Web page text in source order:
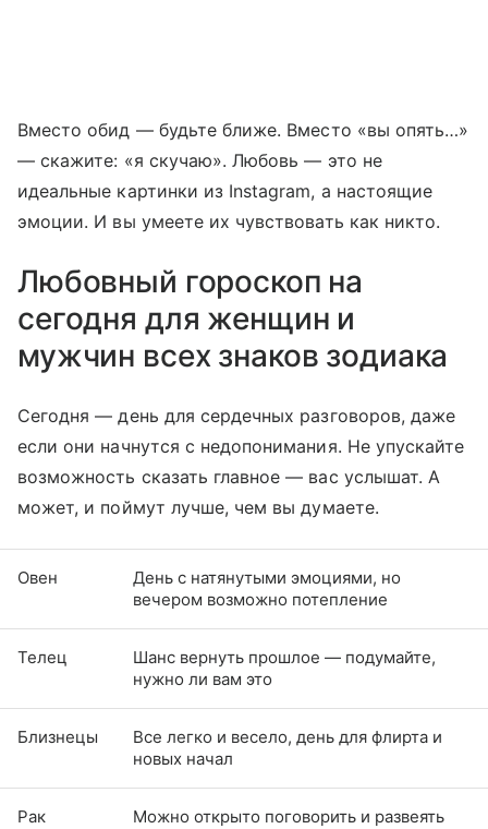
Вместо обид — будьте ближе. Вместо «вы опять…»
— скажите: «я скучаю». Любовь — это не
идеальные картинки из Instagram, а настоящие
эмоции. И вы умеете их чувствовать как никто.
Любовный гороскоп на
сегодня для женщин и
мужчин всех знаков зодиака
Сегодня — день для сердечных разговоров, даже
если они начнутся с недопонимания. Не упускайте
возможность сказать главное — вас услышат. А
может, и поймут лучше, чем вы думаете.
Овен
День с натянутыми эмоциями, но
вечером возможно потепление
Телец
Шанс вернуть прошлое — подумайте,
нужно ли вам это
Близнецы
Все легко и весело, день для флирта и
новых начал
Рак
Можно открыто поговорить и развеять